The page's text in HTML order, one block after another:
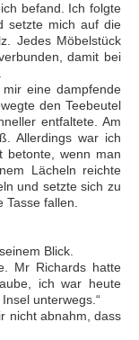
befand. Ich folgte
setzte mich auf die
Jedes Möbelstück
damit bei
eine dampfende
den Teebeutel
entfaltete. Am
Allerdings war ich
betonte, wenn man
Lächeln reichte
und setzte sich zu
fallen.
Blick.
Mr Richards hatte
ich war heute
unterwegs.“
nicht abnahm, dass